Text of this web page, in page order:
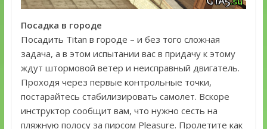
Посадка в городе
Посадить Titan в городе – и без того сложная
задача, а в этом испытании вас в придачу к этому
ждут штормовой ветер и неисправный двигатель.
Проходя через первые контрольные точки,
постарайтесь стабилизировать самолет. Вскоре
инструктор сообщит вам, что нужно сесть на
пляжную полосу за пирсом Pleasure. Пролетите как